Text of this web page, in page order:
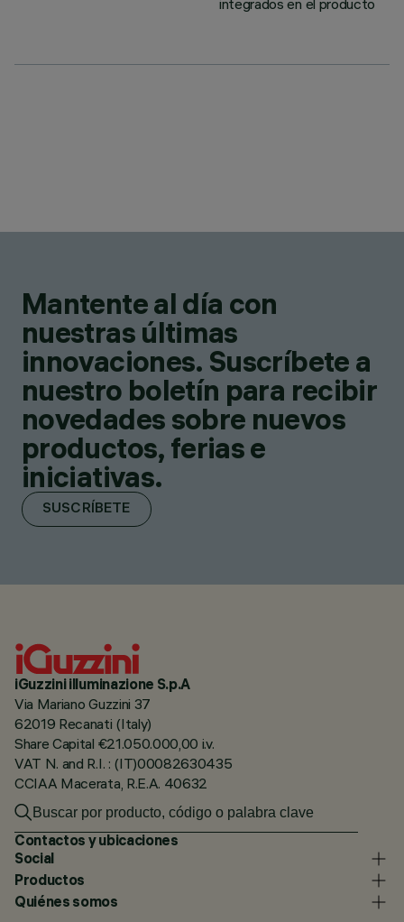
integrados en el producto
Mantente al día con
nuestras últimas
innovaciones. Suscríbete a
nuestro boletín para recibir
novedades sobre nuevos
productos, ferias e
iniciativas.
SUSCRÍBETE
iGuzzini illuminazione S.p.A
Via Mariano Guzzini 37
62019 Recanati (Italy)
Share Capital €21.050.000,00 i.v.
VAT N. and R.I. : (IT)00082630435
CCIAA Macerata, R.E.A. 40632
Contactos y ubicaciones
Social
Productos
Quiénes somos